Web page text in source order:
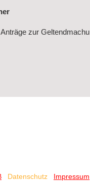
zur
Datenschutz Impressum